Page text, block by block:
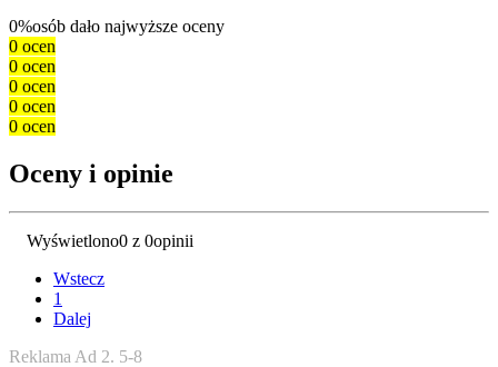
0%osób dało najwyższe oceny
0 ocen
0 ocen
0 ocen
0 ocen
0 ocen
Oceny i opinie
Wyświetlono0 z 0opinii
Wstecz
1
Dalej
Reklama Ad 2. 5-8